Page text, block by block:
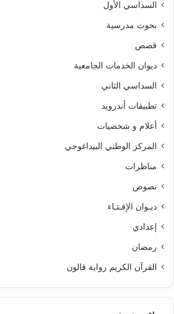
السداسي الأول
بحوث مدرسية
قصص
ديوان الخدمات الجامعية
السداسي الثاني
تطبيقات أندرويد
أعلام و شخصيات
المركز الوطني البيداغوجي
مناظرات
نصوص
ديـوان الإفـتـاء
إعدادي
رمضان
القرآن الكريم رواية قالون